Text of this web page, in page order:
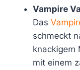
Vampire
Das
schmeckt
knackigem
mit einem